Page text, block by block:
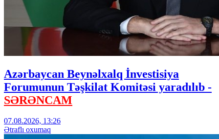
Azərbaycan Beynəlxalq İnvestisiya
Forumunun Təşkilat Komitəsi yaradılıb -
SƏRƏNCAM
07.08.2026, 13:26
Ətraflı oxumaq